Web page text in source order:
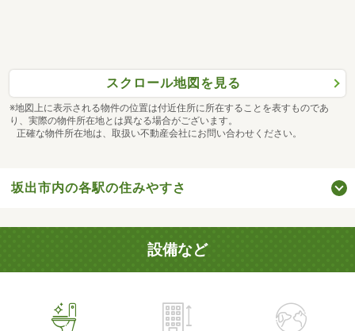
スクロール地図を見る
※地図上に表示される物件の位置は付近住所に所在することを表すものであ
り、実際の物件所在地とは異なる場合がございます。
正確な物件所在地は、取扱い不動産会社にお問い合わせください。
坂出市内の各駅の住みやすさ
設備など